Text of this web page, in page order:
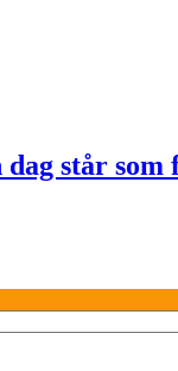
dag står